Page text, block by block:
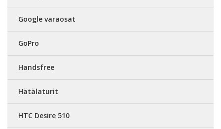
Google varaosat
GoPro
Handsfree
Hätälaturit
HTC Desire 510